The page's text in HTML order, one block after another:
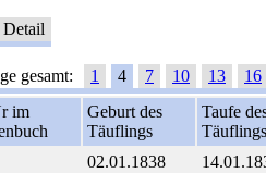
Detail
gesamt: 1 4 7 10 13
16
im
Geburt des
Täuflings
Taufe
Täuflings
02.01.1838